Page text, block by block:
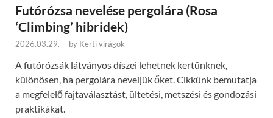
Futórózsa nevelése pergolára (Rosa
‘Climbing’ hibridek)
2026.03.29. - by Kerti virágok
A futórózsák látványos díszei lehetnek kertünknek,
különösen, ha pergolára neveljük őket. Cikkünk bemutatja
a megfelelő fajtaválasztást, ültetési, metszési és gondozási
praktikákat.